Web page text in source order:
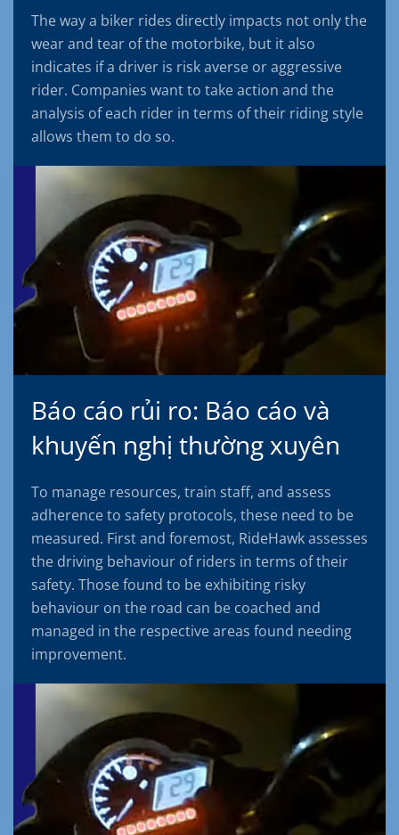
The way a biker rides directly impacts not only the
wear and tear of the motorbike, but it also
indicates if a driver is risk averse or aggressive
rider. Companies want to take action and the
analysis of each rider in terms of their riding style
allows them to do so.
Báo cáo rủi ro: Báo cáo và
khuyến nghị thường xuyên
To manage resources, train staff, and assess
adherence to safety protocols, these need to be
measured. First and foremost, RideHawk assesses
the driving behaviour of riders in terms of their
safety. Those found to be exhibiting risky
behaviour on the road can be coached and
managed in the respective areas found needing
improvement.